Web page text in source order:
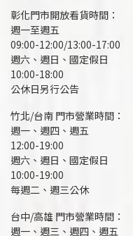
彰化門市開放看貨時間：
週一至週五
09:00-12:00/13:00-17:00
週六、週日、國定假日
10:00-18:00
公休日另行公告
竹北/台南 門市營業時間：
週一、週四、週五
12:00-19:00
週六、週日、國定假日
10:00-19:00
每週二、週三公休
台中/高雄 門市營業時間：
週一、週三、週四、週五